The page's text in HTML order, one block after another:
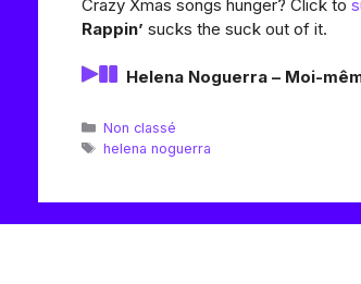
Crazy Xmas songs hunger? Click to
Rappin’ sucks the suck out of it.
Helena Noguerra – Moi-
Catégories
Non classé
Étiquettes
helena noguerra